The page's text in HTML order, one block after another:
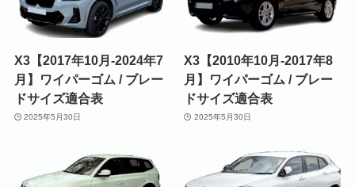
X3【2017年10月-2024年7
月】ワイパーゴム / ブレー
ドサイズ適合表
2025年5月30日
X3【2010年10月-2017年8
月】ワイパーゴム / ブレー
ドサイズ適合表
2025年5月30日